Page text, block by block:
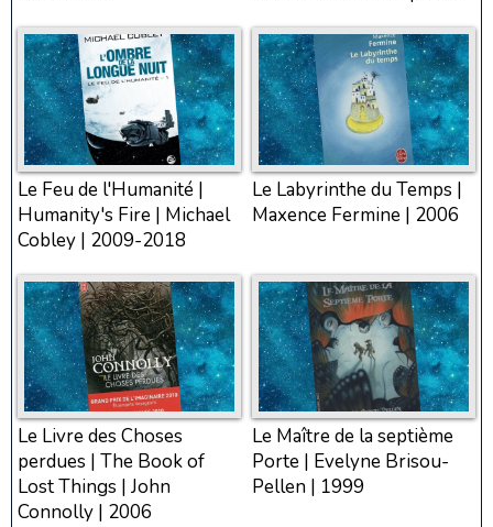
Le Feu de l'Humanité |
Humanity's Fire | Michael
Cobley | 2009-2018
Le Labyrinthe du Temps |
Maxence Fermine | 2006
Le Livre des Choses
perdues | The Book of
Lost Things | John
Connolly | 2006
Le Maître de la septième
Porte | Evelyne Brisou-
Pellen | 1999